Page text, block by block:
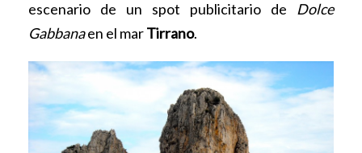
escenario de un spot publicitario de Dolce
Gabbanaen el marTirrano.